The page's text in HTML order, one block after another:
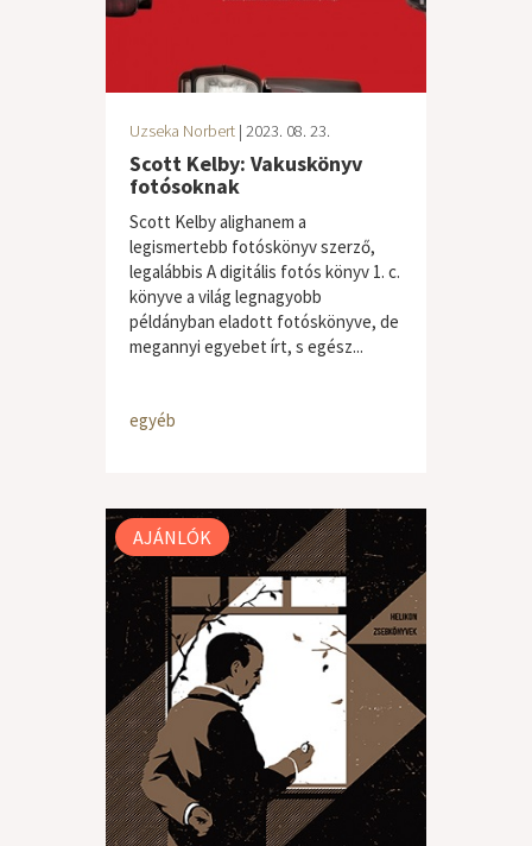
Uzseka Norbert | 2023. 08. 23.
Scott Kelby: Vakuskönyv
fotósoknak
Scott Kelby alighanem a
legismertebb fotóskönyv szerző,
legalábbis A ​digitális fotós könyv 1. c.
könyve a világ legnagyobb
példányban eladott fotóskönyve, de
megannyi egyebet írt, s egész...
egyéb
AJÁNLÓK